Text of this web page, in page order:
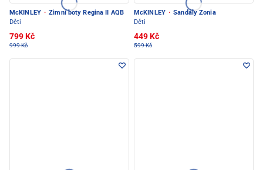
McKINLEY · Zimní boty Regina II AQB
Děti
799 Kč
999 Kč
McKINLEY · Sandály Zonia
Děti
449 Kč
599 Kč